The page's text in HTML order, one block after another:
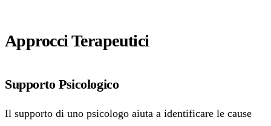
Approcci Terapeutici
Supporto Psicologico
Il supporto di uno psicologo aiuta a identificare le cause